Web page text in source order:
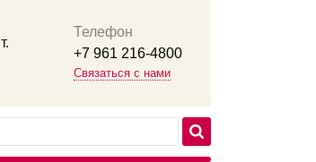
Телефон
+7 961 216-4800
Связаться с нами